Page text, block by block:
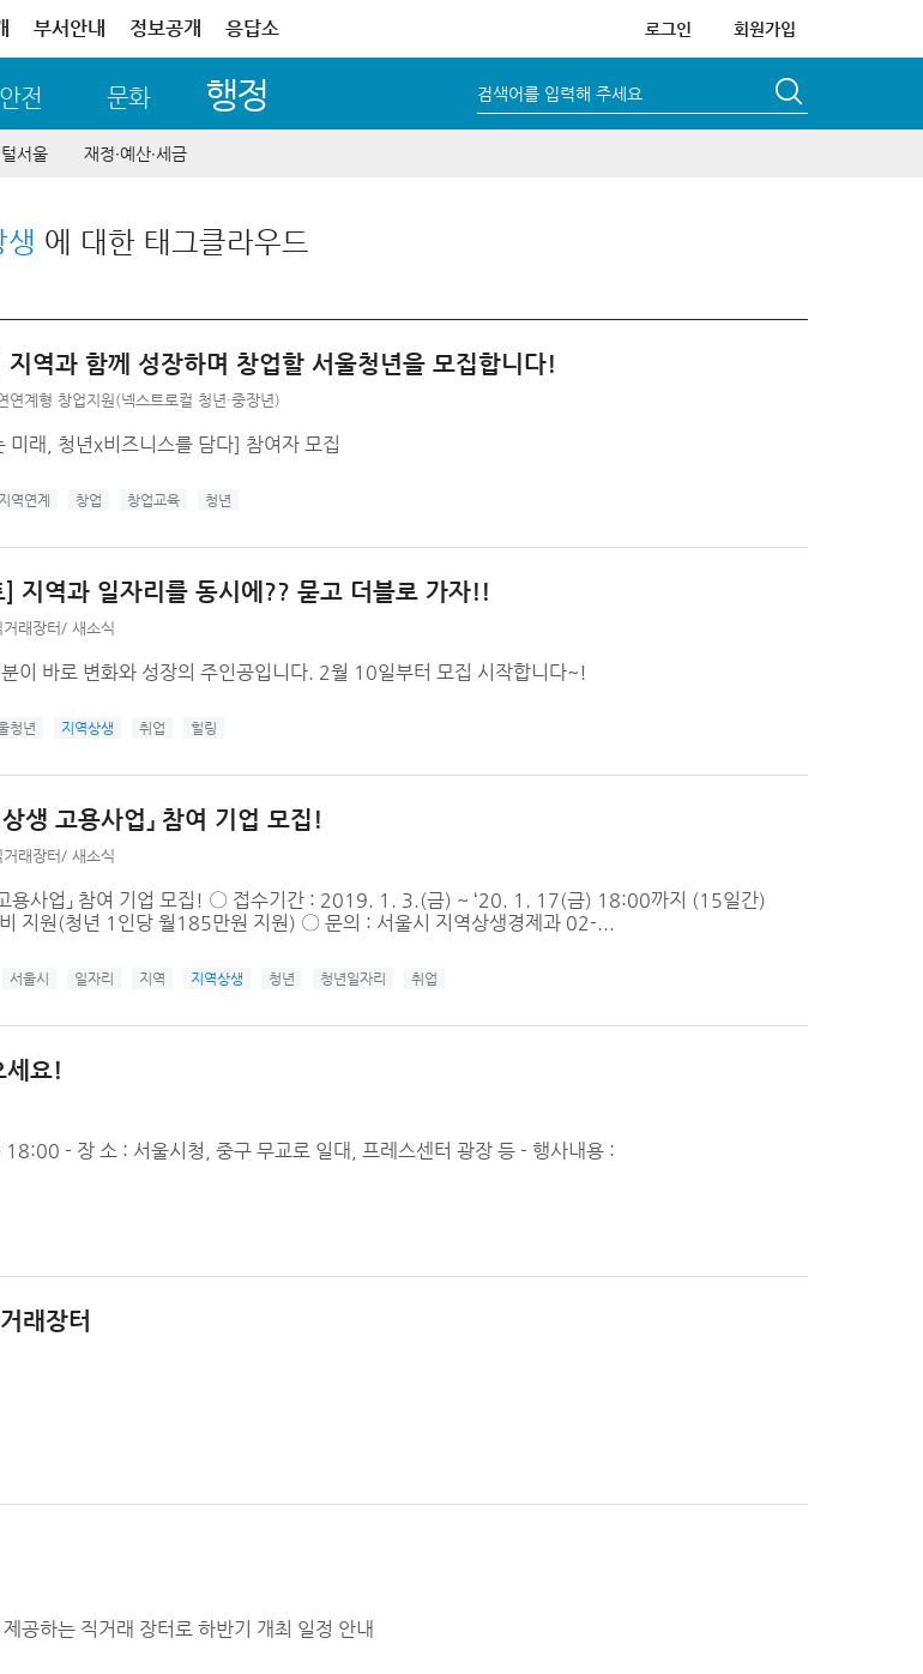
부서안내 정보공개 응답소 로그인 회원가입
안전 문화 행정 검색어를 입력해 주세요
서울 재정∙예산∙세금
생 에 대한 태그클라우드
역과 함께 성장하며 창업할 서울청년을 모집합니다!
연계형 창업지원(넥스트로컬 청년·중장년)
미래, 청년x비즈니스를 담다] 참여자 모집
지역연계 창업 창업교육 청년
] 지역과 일자리를 동시에?? 묻고 더블로 가자!!
래장터/ 새소식
이 바로 변화와 성장의 주인공입니다. 2월 10일부터 모집 시작합니다~!
청년 지역상생 취업 힐링
생 고용사업」 참여 기업 모집!
래장터/ 새소식
용사업」 참여 기업 모집! 〇 접수기간 : 2019. 1. 3.(금) ~ ‘20. 1. 17(금) 18:00까지 (15일간)
지원(청년 1인당 월185만원 지원) 〇 문의 : 서울시 지역상생경제과 02-...
서울시 일자리 지역 지역상생 청년 청년일자리 취업
세요!
- 장 소 : 서울시청, 중구 무교로 일대, 프레스센터 광장 등 - 행사내용 :
래장터
공하는 직거래 장터로 하반기 개최 일정 안내